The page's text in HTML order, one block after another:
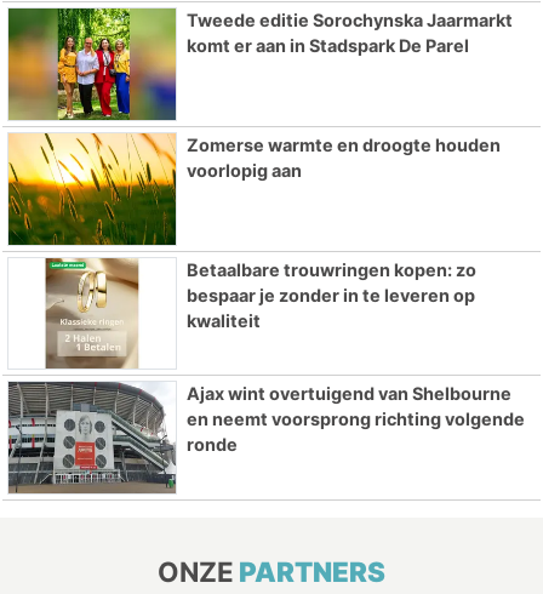
Tweede editie Sorochynska Jaarmarkt
komt er aan in Stadspark De Parel
Zomerse warmte en droogte houden
voorlopig aan
Betaalbare trouwringen kopen: zo
bespaar je zonder in te leveren op
kwaliteit
Ajax wint overtuigend van Shelbourne
en neemt voorsprong richting volgende
ronde
ONZE PARTNERS